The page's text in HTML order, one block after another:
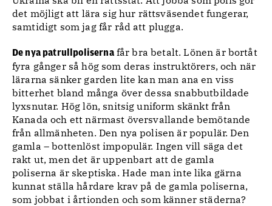
det möjligt att lära sig hur rättsväsendet fungerar,
samtidigt som jag får råd att plugga.
De nya patrullpolisernafår bra betalt. Lönen är bortåt
fyra gånger så hög som deras instruktörers, och när
lärarna sänker garden lite kan man ana en viss
bitterhet bland många över dessa snabbutbildade
lyxsnutar. Hög lön, snitsig uniform skänkt från
Kanada och ett närmast översvallande bemötande
från allmänheten. Den nya polisen är populär. Den
gamla – bottenlöst impopulär. Ingen vill säga det
rakt ut, men det är uppenbart att de gamla
poliserna är skeptiska. Hade man inte lika gärna
kunnat ställa hårdare krav på de gamla poliserna,
som jobbat i årtionden och som känner städerna?